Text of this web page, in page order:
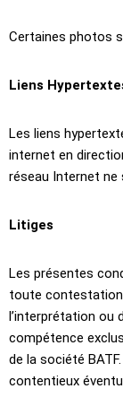
Certaines photos
Liens
Les liens
internet en
réseau Internet ne
Litiges
Les présentes
toute contestation
l’interprétation ou
compétence
de la société
contentieux